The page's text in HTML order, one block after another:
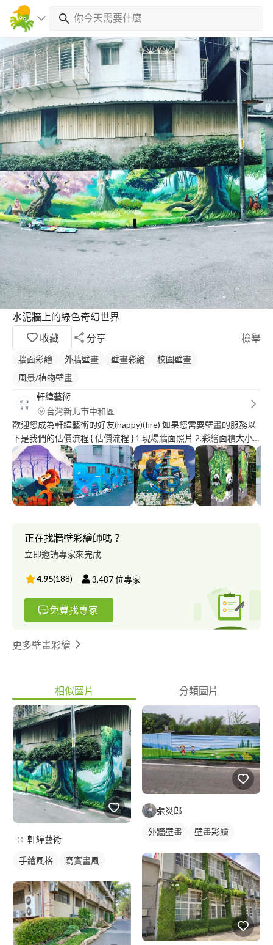
水泥牆上的綠色奇幻世界
收藏
分享 檢舉
牆面彩繪 外牆壁畫 壁畫彩繪
校園壁畫
風景/植物壁畫
軒緯藝術
台灣新北市中和區
歡迎您成為軒緯藝術的好友(happy)(fire) 如果您需要壁畫的服務以
下是我們的估價流程 { 估價流程 } 1.現場牆面照片 2.彩繪面積大小
3.彩繪牆面高度 3.彩繪哪個縣市 4.彩繪圖的風格內容(寫實細緻/立
體/可愛/插畫等) *******全台各地彩繪服務，免費估價******** 價
錢會依照大小內容複雜度有所不同， 也可以幫您設計唷！謝謝。
服務項目: ☑ 牆壁彩繪 <戶外/室內/店面/民宿/住家等> ☑ 鐵捲門彩
繪 ☑ 插畫接案合作 ☑ 手繪手機殼 <需備素殼> ☑ 人像寵物畫 <素
正在找牆壁彩繪師嗎？
立即邀請專家來完成
4.95(188) 3,487位專家
免費找專家
更多壁畫彩繪
相似圖片 分類圖片
軒緯藝術
手繪風格
寫實畫風
外牆壁畫
風景寫生
壁畫彩繪
校園壁畫
風景/植物壁畫
張炎郎
外牆壁畫
壁畫彩繪